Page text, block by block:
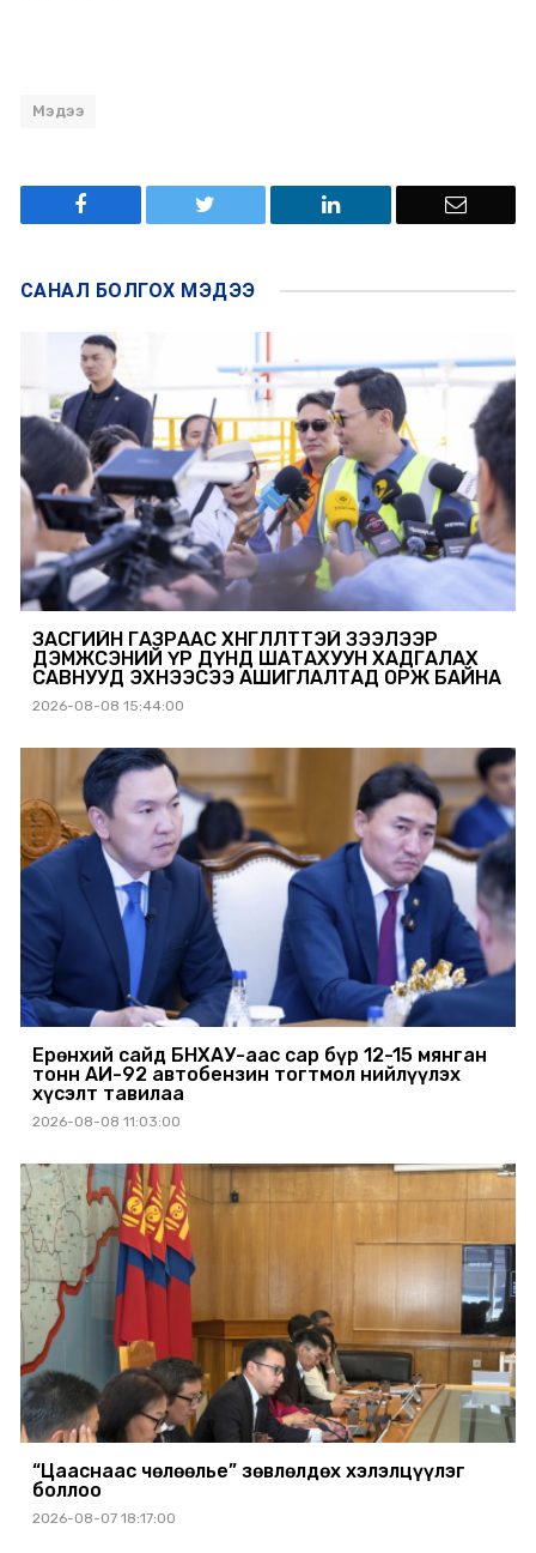
Мэдээ
САНАЛ БОЛГОХ МЭДЭЭ
ЗАСГИЙН ГАЗРААС ХӨНГӨЛӨЛТТЭЙ ЗЭЭЛЭЭР
ДЭМЖСЭНИЙ ҮР ДҮНД ШАТАХУУН ХАДГАЛАХ
САВНУУД ЭХНЭЭСЭЭ АШИГЛАЛТАД ОРЖ БАЙНА
2026-08-08 15:44:00
Ерөнхий сайд БНХАУ-аас сар бүр 12-15 мянган
тонн АИ-92 автобензин тогтмол нийлүүлэх
хүсэлт тавилаа
2026-08-08 11:03:00
“Цааснаас чөлөөлье” зөвлөлдөх хэлэлцүүлэг
боллоо
2026-08-07 18:17:00